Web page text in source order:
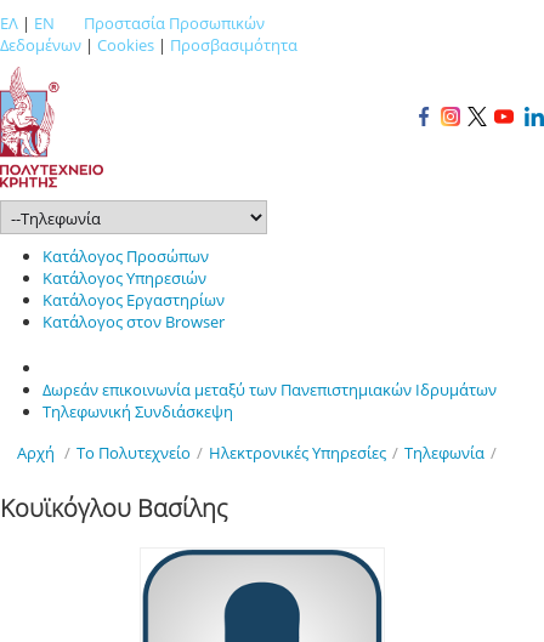
ΕΛ | EN
Προστασία Προσωπικών
Δεδομένων | Cookies | Προσβασιμότητα
Κατάλογος Προσώπων
Κατάλογος Υπηρεσιών
Κατάλογος Εργαστηρίων
Κατάλογος στον Browser
Δωρεάν επικοινωνία μεταξύ των Πανεπιστημιακών Ιδρυμάτων
Τηλεφωνική Συνδιάσκεψη
Αρχή / Το Πολυτεχνείο / Ηλεκτρονικές Υπηρεσίες / Τηλεφωνία /
Κουϊκόγλου Βασίλης